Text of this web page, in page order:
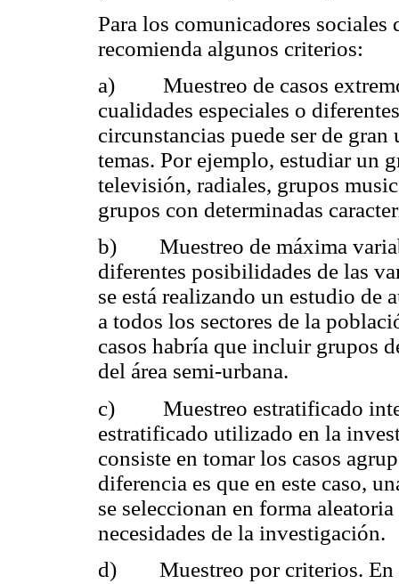
Para los comunicadores
recomienda algunos criterios:
a) Muestreo de casos
cualidades especiales o
circunstancias puede ser de
temas. Por ejemplo, estudiar un
televisión, radiales, grupos
grupos con determinadas
b) Muestreo de máxima
diferentes posibilidades de las
se está realizando un estudio de
a todos los sectores de la
casos habría que incluir grupos
del área semi-urbana.
c) Muestreo estratificado
estratificado utilizado en la
consiste en tomar los casos
diferencia es que en este caso,
se seleccionan en forma
necesidades de la investigación.
d) Muestreo por criterios. En